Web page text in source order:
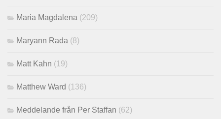
Maria Magdalena (209)
Maryann Rada (8)
Matt Kahn (19)
Matthew Ward (136)
Meddelande från Per Staffan (62)